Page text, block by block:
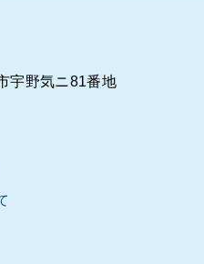
宇野気ニ81番地